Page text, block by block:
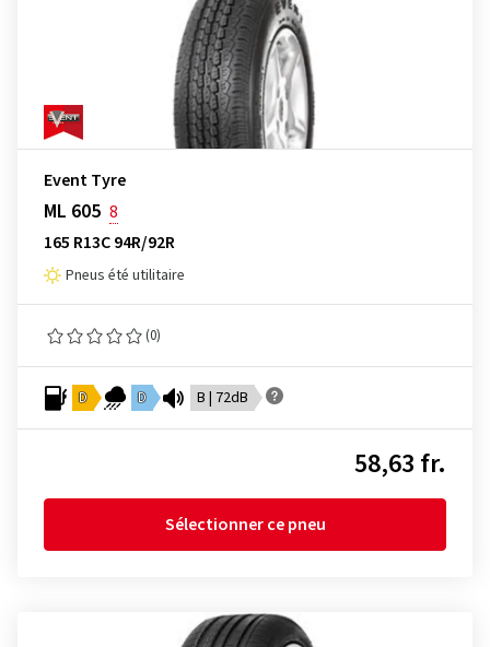
Event Tyre
ML 605 8
165 R13C 94R/92R
Pneus été utilitaire
(0)
D D B | 72dB
58,63 fr.
Sélectionner ce pneu